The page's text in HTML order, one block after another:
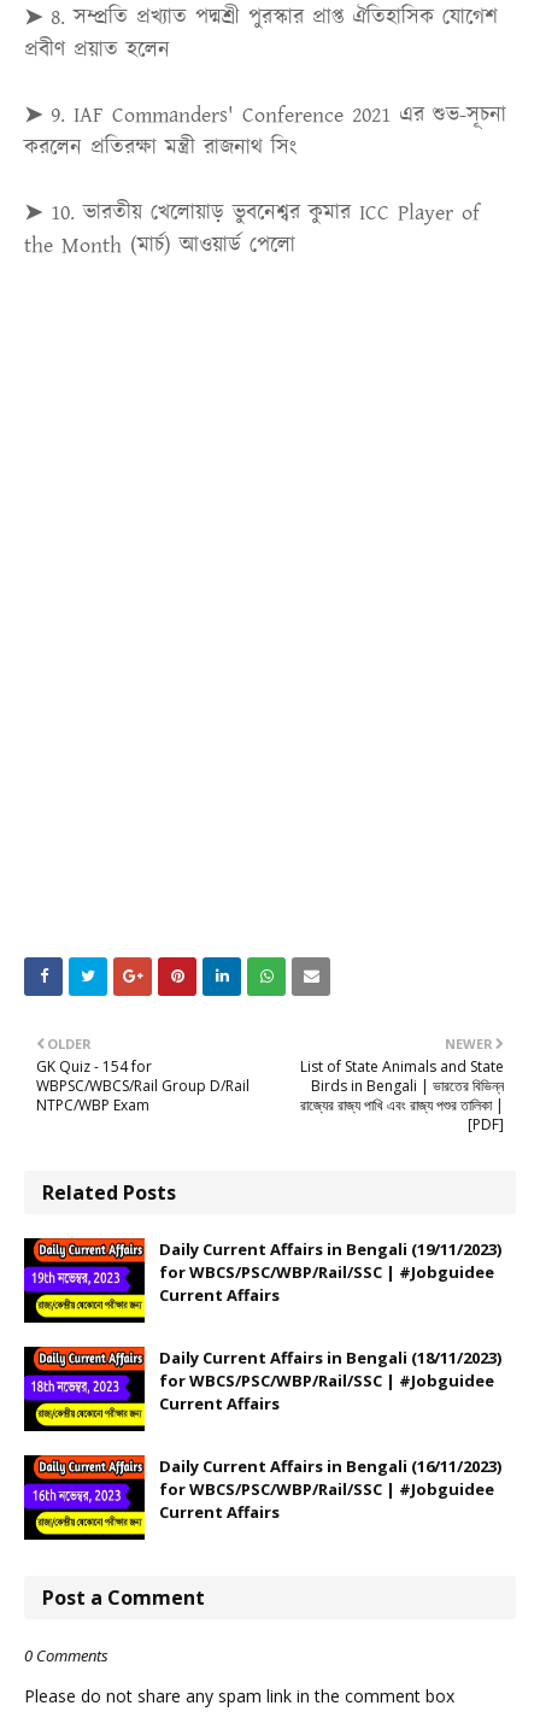
➤ 8.সম্প্রতি প্রখ্যাত পদ্মশ্রী পুরস্কার প্রাপ্ত ঐতিহাসিক যোগেশ
প্রবীণ প্রয়াত হলেন
➤ 9. IAF Commanders' Conference 2021 এর শুভ-সূচনা
করলেন প্রতিরক্ষা মন্ত্রী রাজনাথ সিং
➤ 10. ভারতীয় খেলোয়াড় ভুবনেশ্বর কুমার ICC Player of
the Month (মার্চ) আওয়ার্ড পেলো
NEWER
List of State Animals and State
Birds in Bengali | ভারতের বিভিন্ন
রাজ্যের রাজ্য পাখি এবং রাজ্য পশুর তালিকা |
[PDF]
OLDER
GK Quiz - 154 for
WBPSC/WBCS/Rail Group D/Rail
NTPC/WBP Exam
Related Posts
Daily Current Affairs in Bengali (19/11/2023)
for WBCS/PSC/WBP/Rail/SSC | #Jobguidee
Current Affairs
Daily Current Affairs in Bengali (18/11/2023)
for WBCS/PSC/WBP/Rail/SSC | #Jobguidee
Current Affairs
Daily Current Affairs in Bengali (16/11/2023)
for WBCS/PSC/WBP/Rail/SSC | #Jobguidee
Current Affairs
Post a Comment
0 Comments
Please do not share any spam link in the comment box